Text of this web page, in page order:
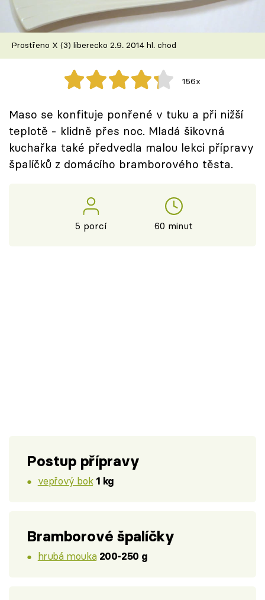
Škola vaření
Recepty z TV
Speciál: Cuketa
Sledujte prima+
Přihlášení
Prostřeno X (3) liberecko 2.9. 2014 hl. chod
156x
Maso se konfituje ponřené v tuku a při nižší
teplotě - klidně přes noc. Mladá šikovná
kuchařka také předvedla malou lekci přípravy
špalíčků z domácího bramborového těsta.
5 porcí 60 minut
Postup přípravy
vepřový bok 1 kg
Bramborové špalíčky
hrubá mouka 200-250 g